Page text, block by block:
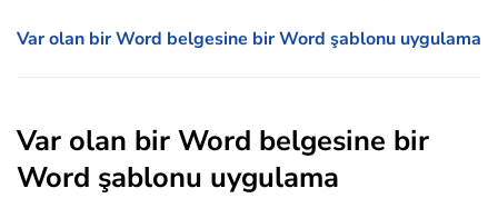
Var olan bir Word belgesine bir Word şablonu uygulama
Var olan bir Word belgesine bir
Word şablonu uygulama